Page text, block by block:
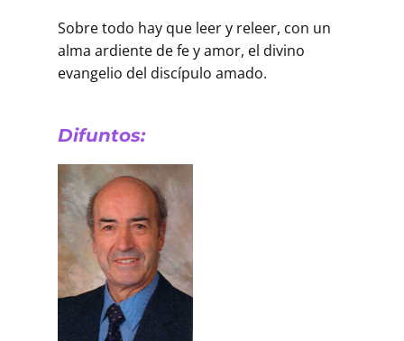
Sobre todo hay que leer y releer, con un
alma ardiente de fe y amor, el divino
evangelio del discípulo amado.
Difuntos: